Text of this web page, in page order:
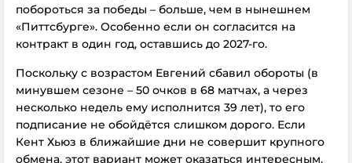
побороться за победы – больше, чем в нынешнем
«Питтсбурге». Особенно если он согласится на
контракт в один год, оставшись до 2027-го.
Поскольку с возрастом Евгений сбавил обороты (в
минувшем сезоне – 50 очков в 68 матчах, а через
несколько недель ему исполнится 39 лет), то его
подписание не обойдётся слишком дорого. Если
Кент Хьюз в ближайшие дни не совершит крупного
обмена, этот вариант может оказаться интересным.